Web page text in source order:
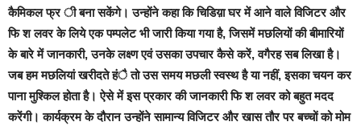
कैमिकल फ्र ी बना सकेंगे। उन्होंने कहा कि चिडिय़ा घर में आने वाले विजिटर और
फि श लवर के लिये एक पम्पलेट भी जारी किया गया है, जिसमें मछलियों की बीमारियों
के बारे में जानकारी, उनके लक्ष्ण एवं उसका उपचार कैसे करें, वगैरह सब लिखा है।
जब हम मछलियां खरीदते हंै तो उस समय मछली स्वस्थ है या नहीं, इसका चयन कर
पाना मुश्किल होता है। ऐसे में इस प्रकार की जानकारी फि श लवर को बहुत मदद
करेंगी। कार्यक्रम के दौरान उन्होंने सामान्य विजिटर और खास तौर पर बच्चों को मोम